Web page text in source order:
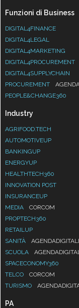
Funzioni di Business
DIGITAL4FINANCE
DIGITAL4LEGAL
DIGITAL4MARKETING
DIGITAL4PROCUREMENT
DIGITAL4SUPPLYCHAIN
PROCUREMENT
PEOPLE&CHANGE360
Industry
AGRIFOOD.TECH
AUTOMOTIVEUP
BANKINGUP
ENERGYUP
HEALTHTECH360
INNOVATION POST
INSURANCEUP
MEDIA
CORCOM
PROPTECH360
RETAILUP
SANITÀ
SCUOLA
SPACECONOMY360
TELCO
CORCOM
TURISMO
PA